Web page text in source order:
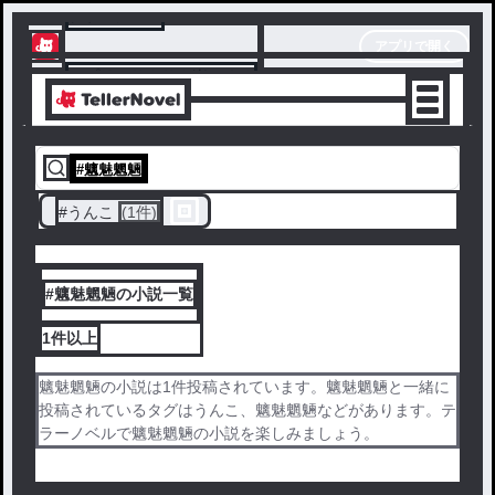
テラーノベル
アプリでサクサク楽しめる
#魑魅魍魎
#うんこ (1件)
#魑魅魍魎の小説一覧
1件以上
魑魅魍魎の小説は1件投稿されています。魑魅魍魎と一緒に
投稿されているタグはうんこ、魑魅魍魎などがあります。テ
ラーノベルで魑魅魍魎の小説を楽しみましょう。